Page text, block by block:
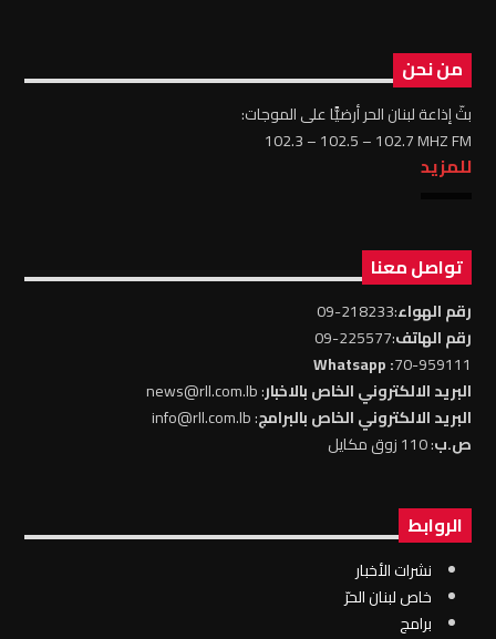
من نحن
بثّ إذاعة لبنان الحر أرضيًّا على الموجات:
102.3 – 102.5 – 102.7 MHZ FM
للمزيد
تواصل معنا
رقم الهواء:218233-09
رقم الهاتف:225577-09
70-959111
: Whatsapp
البريد الالكتروني الخاص بالاخبار: news@rll.com.lb
البريد الالكتروني الخاص بالبرامج: info@rll.com.lb
ص.ب: 110 زوق مكايل
الروابط
نشرات الأخبار
خاص لبنان الحرّ
برامج